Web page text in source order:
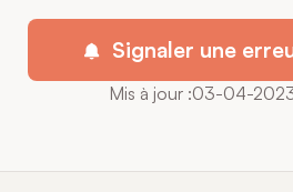
Signaler une
Mis à jour :03-04-